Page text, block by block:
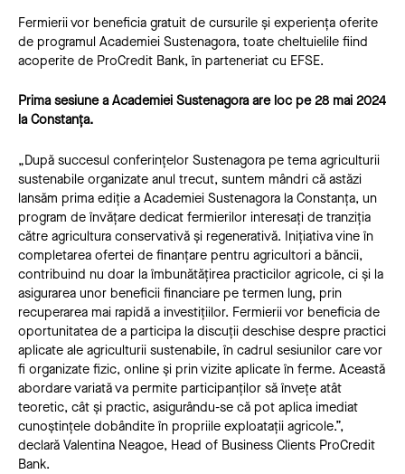
Fermierii vor beneficia gratuit de cursurile și experiența oferite
de programul Academiei Sustenagora, toate cheltuielile fiind
acoperite de ProCredit Bank, în parteneriat cu EFSE.
Prima sesiune a Academiei Sustenagora are loc pe 28 mai 2024
la Constanța.
„După succesul conferințelor Sustenagora pe tema agriculturii
sustenabile organizate anul trecut, suntem mândri că astăzi
lansăm prima ediție a Academiei Sustenagora la Constanța, un
program de învățare dedicat fermierilor interesați de tranziția
către agricultura conservativă și regenerativă. Inițiativa vine în
completarea ofertei de finanțare pentru agricultori a băncii,
contribuind nu doar la îmbunătățirea practicilor agricole, ci și la
asigurarea unor beneficii financiare pe termen lung, prin
recuperarea mai rapidă a investițiilor. Fermierii vor beneficia de
oportunitatea de a participa la discuții deschise despre practici
aplicate ale agriculturii sustenabile, în cadrul sesiunilor care vor
fi organizate fizic, online și prin vizite aplicate în ferme. Această
abordare variată va permite participanților să învețe atât
teoretic, cât și practic, asigurându-se că pot aplica imediat
cunoștințele dobândite în propriile exploatații agricole.”,
declară Valentina Neagoe, Head of Business Clients ProCredit
Bank.